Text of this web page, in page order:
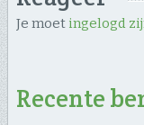
Je moet ingelogd
Recente